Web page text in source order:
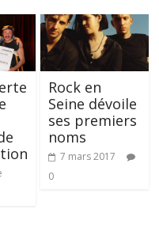
Rock en
Seine dévoile
ses premiers
noms
7 mars 2017
0